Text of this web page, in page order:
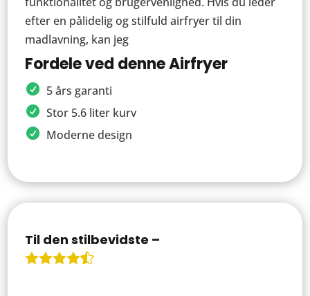
efter en pålidelig og stilfuld airfryer til din
madlavning, kan jeg
Fordele ved denne Airfryer
5 års garanti
Stor 5.6 liter kurv
Moderne design
Til den stilbevidste –
